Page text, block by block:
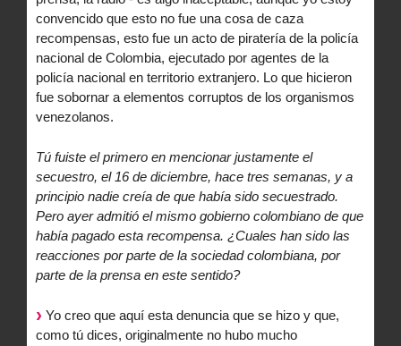
convencido que esto no fue una cosa de caza
recompensas, esto fue un acto de piratería de la policía
nacional de Colombia, ejecutado por agentes de la
policía nacional en territorio extranjero. Lo que hicieron
fue sobornar a elementos corruptos de los organismos
venezolanos.
Tú fuiste el primero en mencionar justamente el
secuestro, el 16 de diciembre, hace tres semanas, y a
principio nadie creía de que había sido secuestrado.
Pero ayer admitió el mismo gobierno colombiano de que
había pagado esta recompensa. ¿Cuales han sido las
reacciones por parte de la sociedad colombiana, por
parte de la prensa en este sentido?
Yo creo que aquí esta denuncia que se hizo y que,
como tú dices, originalmente no hubo mucho